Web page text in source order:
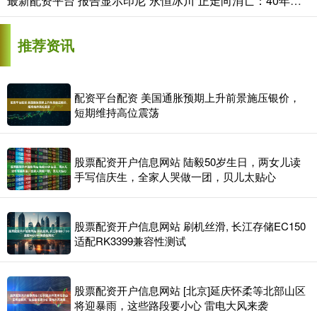
推荐资讯
配资平台配资 美国通胀预期上升前景施压银价，
短期维持高位震荡
股票配资开户信息网站 陆毅50岁生日，两女儿读
手写信庆生，全家人哭做一团，贝儿太贴心
股票配资开户信息网站 刷机丝滑, 长江存储EC150
适配RK3399兼容性测试
股票配资开户信息网站 [北京]延庆怀柔等北部山区
将迎暴雨，这些路段要小心 雷电大风来袭